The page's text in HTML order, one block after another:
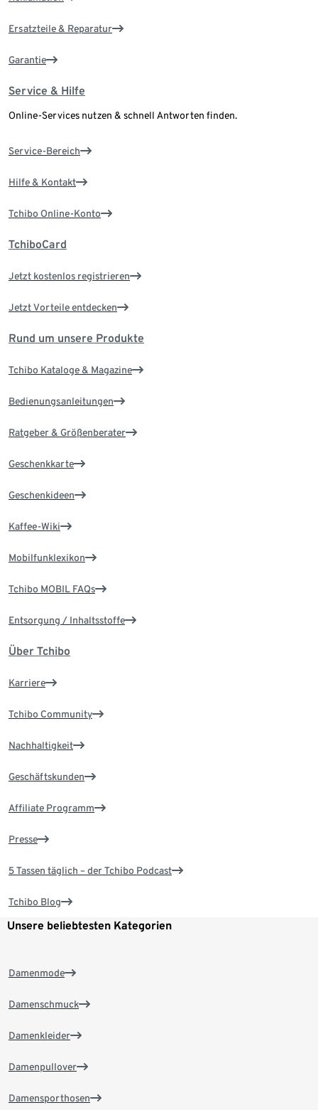
Ersatzteile & Reparatur
Garantie
Service & Hilfe
Online-Services nutzen & schnell Antworten finden.
Service-Bereich
Hilfe & Kontakt
Tchibo Online-Konto
TchiboCard
Jetzt kostenlos registrieren
Jetzt Vorteile entdecken
Rund um unsere Produkte
Tchibo Kataloge & Magazine
Bedienungsanleitungen
Ratgeber & Größenberater
Geschenkkarte
Geschenkideen
Kaffee-Wiki
Mobilfunklexikon
Tchibo MOBIL FAQs
Entsorgung / Inhaltsstoffe
Über Tchibo
Karriere
Tchibo Community
Nachhaltigkeit
Geschäftskunden
Affiliate Programm
Presse
5 Tassen täglich – der Tchibo Podcast
Tchibo Blog
Unsere beliebtesten Kategorien
Damenmode
Damenschmuck
Damenkleider
Damenpullover
Damensporthosen